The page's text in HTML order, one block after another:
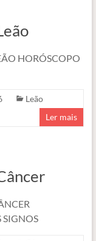
HORÓSCOPO
Leão
Ler mais